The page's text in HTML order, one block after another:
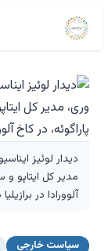
دیدار لوئیز
مدیر کل ایتاپو و
آلوورادا در برازیلیا در ۲۸
سیاست خارجی